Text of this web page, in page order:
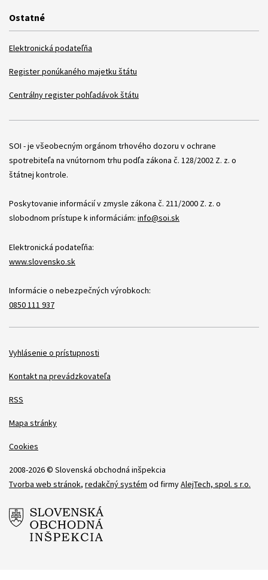
Ostatné
Elektronická podateľňa
Register ponúkaného majetku štátu
Centrálny register pohľadávok štátu
Položky
SOI - je všeobecným orgánom trhového dozoru v ochrane
spotrebiteľa na vnútornom trhu podľa zákona č. 128/2002 Z. z. o
štátnej kontrole.
Poskytovanie informácií v zmysle zákona č. 211/2000 Z. z. o
slobodnom prístupe k informáciám: info@soi.sk
Elektronická podateľňa:
www.slovensko.sk
Informácie o nebezpečných výrobkoch:
0850 111 937
Položky
Vyhlásenie o prístupnosti
Kontakt na prevádzkovateľa
RSS
Mapa stránky
Cookies
2008-2026 © Slovenská obchodná inšpekcia
Tvorba web stránok, redakčný systém od firmyAlejTech, spol. s r.o.